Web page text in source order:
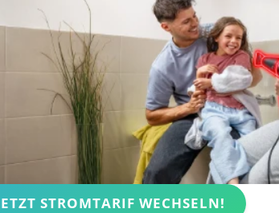
STROMTARIF WECHSELN!